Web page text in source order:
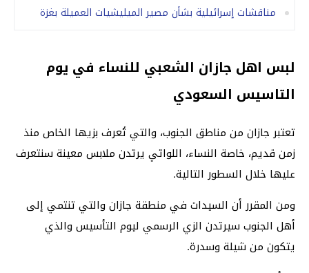
مناقشات إسرائيلية بشأن مصير الميليشيات العميلة بغزة
لبس اهل جازان الشعبي للنساء في يوم
التاسيس السعودي
تعتبر جازان من مناطق الجنوب، والتي تُعرف بزيها الخاص منذ
زمن قديم، خاصة النساء، اللواتي يرتدن ملابس معينة سنتعرف
عليها خلال السطور التالية.
ومن المقرر أن السيدات في منطقة جازان والتي تنتمي إلى
أهل الجنوب سيرتدن الزي الرسمي ليوم التأسيس والذي
يتكون من شيلة وسدرة.